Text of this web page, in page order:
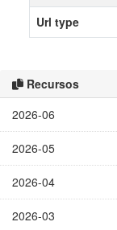
Recursos
2026-06
2026-05
2026-04
2026-03
Url type